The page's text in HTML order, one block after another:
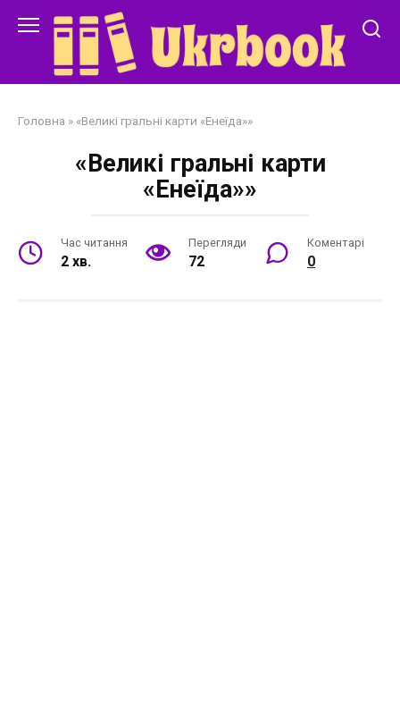
Головна » «Великі гральні карти «Енеїда»»
«Великі гральні карти
«Енеїда»»
Час читання
2 хв.
Перегляди
72
Коментарі
0